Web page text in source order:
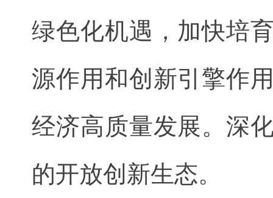
绿色化机遇，加快培
源作用和创新引擎作
经济高质量发展。深
的开放创新生态。